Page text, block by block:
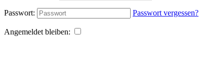
Passwort: Passwort vergessen?
Angemeldet bleiben: